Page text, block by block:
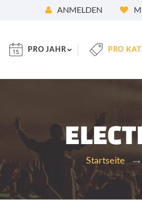
ANMELDEN
PRO JAHR PRO
Startseite